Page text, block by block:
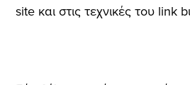
site και στις τεχνικές του link